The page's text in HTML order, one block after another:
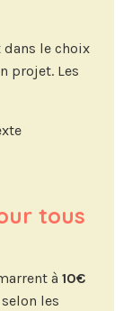
dans le choix
projet. Les
tous
à 10€
les